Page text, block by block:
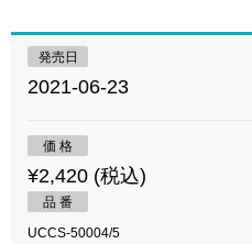
発売日
2021-06-23
価 格
¥2,420 (税込)
品 番
UCCS-50004/5